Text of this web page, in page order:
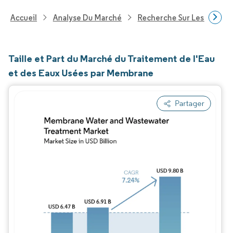
Accueil Analyse Du Marché Recherche Sur Les
Taille et Part du Marché du Traitement de l'Eau
et des Eaux Usées par Membrane
Partager